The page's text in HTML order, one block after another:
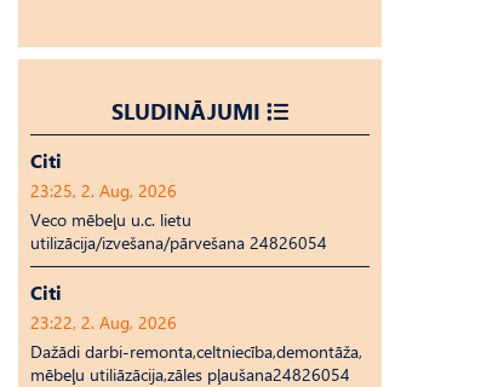
SLUDINĀJUMI
Citi
23:25, 2. Aug, 2026
Veco mēbeļu u.c. lietu
utilizācija/izvešana/pārvešana 24826054
Citi
23:22, 2. Aug, 2026
Dažādi darbi-remonta,celtniecība,demontāža,
mēbeļu utiliāzācija,zāles pļaušana24826054